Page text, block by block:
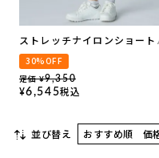
ストレッチナイロンショート
ンツ
30%OFF
定価 ¥9,350
¥6,545税込
並び替え おすすめ順 価